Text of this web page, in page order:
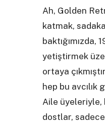
Ah, Golden
katmak,
baktığımızda,
yetiştirmek
ortaya
hep bu
Aile üyeleriyle,
dostlar,